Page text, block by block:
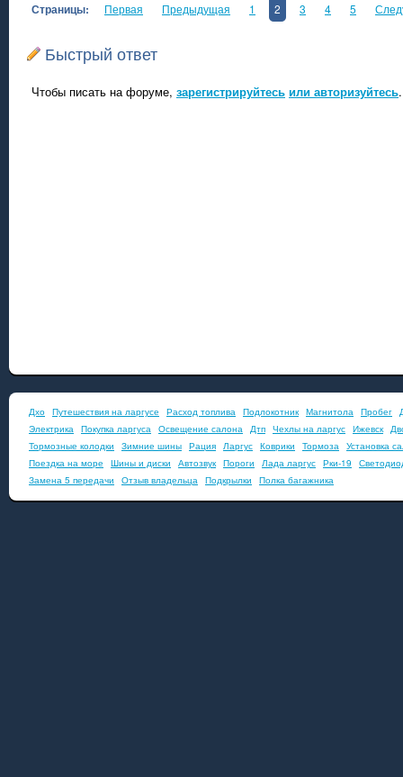
Страницы: Первая Предыдущая 1 2 3 4 5
Быстрый ответ
Чтобы писать на форуме, зарегистрируйтесь или авторизуйтесь.
Дхо Путешествия на ларгусе Расход топлива Подлокотник Магнитола Пробег
Электрика Покупка ларгуса Освещение салона Дтп Чехлы на ларгус Ижевск
Тормозные колодки
Зимние шины Рация Ларгус Коврики Тормоза Установка
Поездка на море
Шины и диски Автозвук Пороги Лада ларгус Рки-19
Замена 5 передачи
Отзыв владельца Подкрылки Полка багажника